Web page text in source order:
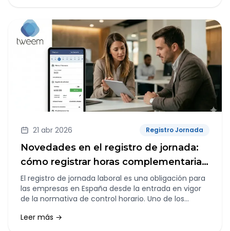
21 abr 2026 Registro Jornada
Novedades en el registro de jornada:
cómo registrar horas complementarias
y extraordinarias
El registro de jornada laboral es una obligación para
las empresas en España desde la entrada en vigor
de la normativa de control horario. Uno de los
correctamente las horas complementarias y
Leer más →